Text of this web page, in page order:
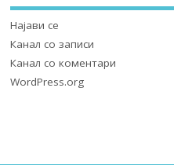
Најави се
Канал со записи
Канал со коментари
WordPress.org